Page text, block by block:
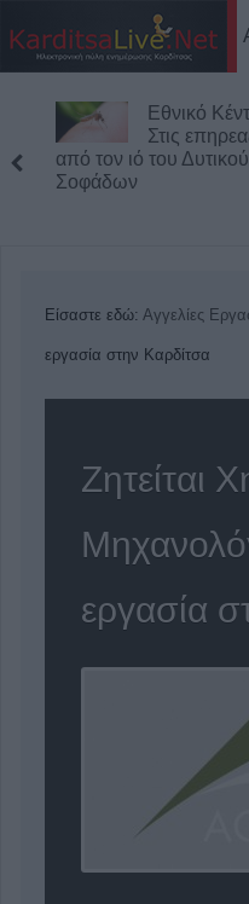
Εθνικό
Στις
από τον ιό του
Σοφάδων
Είσαστε εδώ: Αγγελίες
εργασία στην Καρδίτσα
Ζητείται
εργασία